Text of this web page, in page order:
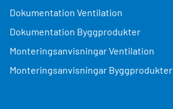
Dokumentation Ventilation
Dokumentation Byggprodukter
Monteringsanvisningar Ventilation
Monteringsanvisningar Byggprodukter